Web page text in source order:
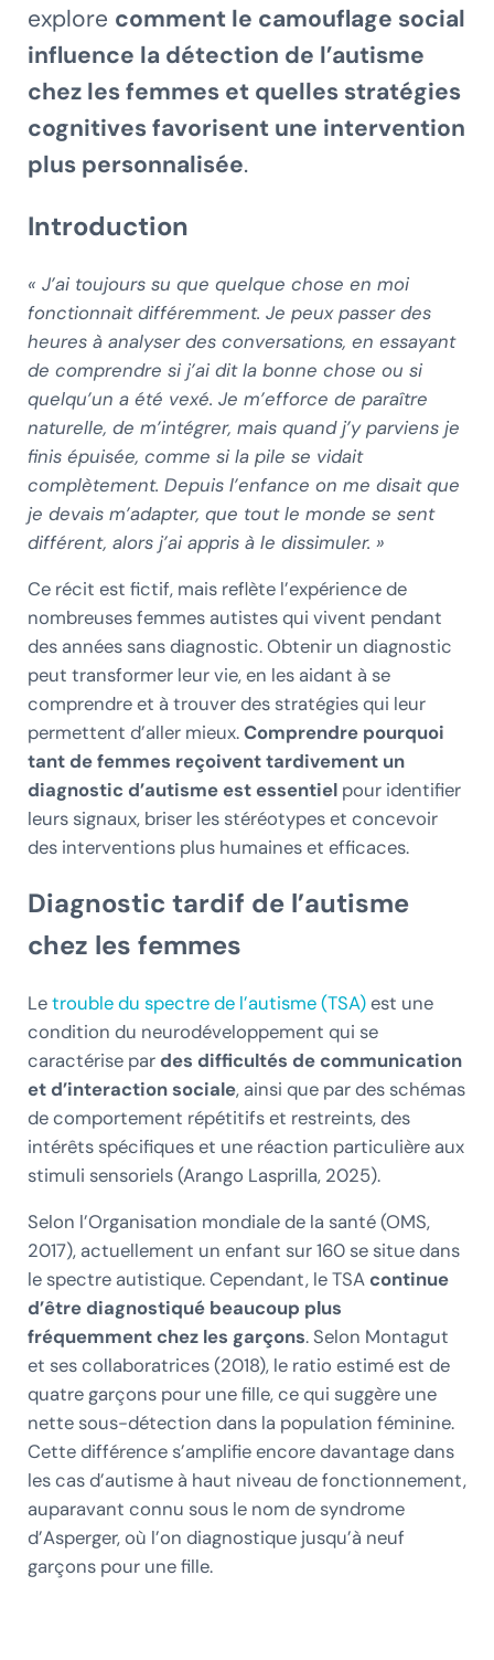
explore comment le camouflage social
influence la détection de l’autisme
chez les femmes et quelles stratégies
cognitives favorisent une intervention
plus personnalisée.
Introduction
« J’ai toujours su que quelque chose en moi
fonctionnait différemment. Je peux passer des
heures à analyser des conversations, en essayant
de comprendre si j’ai dit la bonne chose ou si
quelqu’un a été vexé. Je m’efforce de paraître
naturelle, de m’intégrer, mais quand j’y parviens je
finis épuisée, comme si la pile se vidait
complètement. Depuis l’enfance on me disait que
je devais m’adapter, que tout le monde se sent
différent, alors j’ai appris à le dissimuler. »
Ce récit est fictif, mais reflète l’expérience de
nombreuses femmes autistes qui vivent pendant
des années sans diagnostic. Obtenir un diagnostic
peut transformer leur vie, en les aidant à se
comprendre et à trouver des stratégies qui leur
permettent d’aller mieux.Comprendre pourquoi
tant de femmes reçoivent tardivement un
diagnostic d’autisme est essentielpour identifier
leurs signaux, briser les stéréotypes et concevoir
des interventions plus humaines et efficaces.
Diagnostic tardif de l’autisme
chez les femmes
Letrouble du spectre de l’autisme (TSA)est une
condition du neurodéveloppement qui se
caractérise par des difficultés de communication
et d’interaction sociale, ainsi que par des schémas
de comportement répétitifs et restreints, des
intérêts spécifiques et une réaction particulière aux
stimuli sensoriels (Arango Lasprilla, 2025).
Selon l’Organisation mondiale de la santé (OMS,
2017), actuellement un enfant sur 160 se situe dans
le spectre autistique. Cependant, le TSA continue
d’être diagnostiqué beaucoup plus
fréquemment chez les garçons. Selon Montagut
et ses collaboratrices (2018), le ratio estimé est de
quatre garçons pour une fille, ce qui suggère une
nette sous-détection dans la population féminine.
Cette différence s’amplifie encore davantage dans
les cas d’autisme à haut niveau de fonctionnement,
auparavant connu sous le nom de syndrome
d’Asperger, où l’on diagnostique jusqu’à neuf
garçons pour une fille.